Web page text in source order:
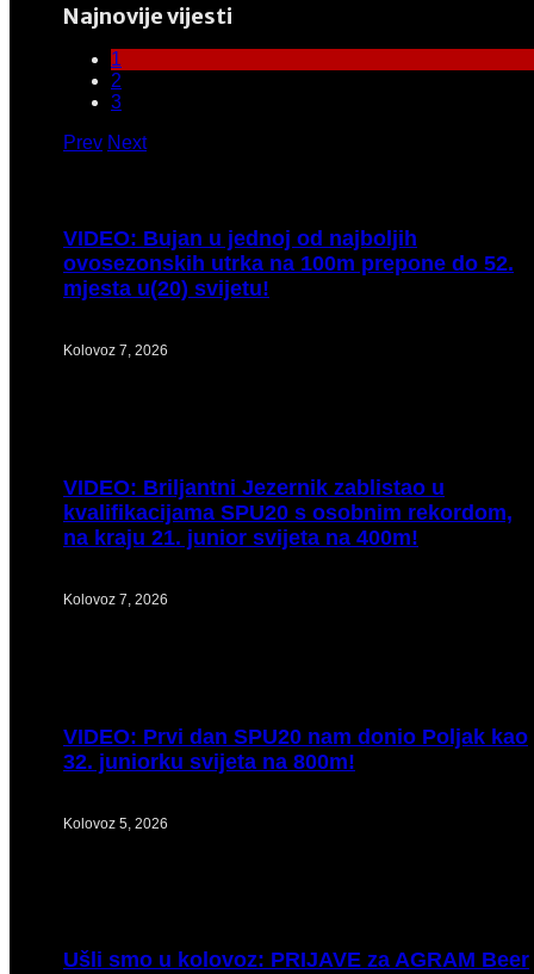
Najnovije vijesti
1
2
3
Prev Next
VIDEO: Bujan u jednoj od najboljih
ovosezonskih utrka na 100m prepone do 52.
mjesta u(20) svijetu!
Kolovoz 7, 2026
VIDEO: Briljantni Jezernik zablistao u
kvalifikacijama SPU20 s osobnim rekordom,
na kraju 21. junior svijeta na 400m!
Kolovoz 7, 2026
VIDEO: Prvi dan SPU20 nam donio Poljak kao
32. juniorku svijeta na 800m!
Kolovoz 5, 2026
Ušli smo u kolovoz: PRIJAVE za AGRAM Beer